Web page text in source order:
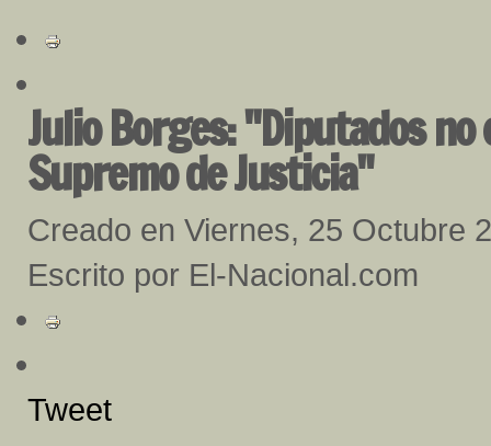
Julio Borges: "Diputados
Supremo de Justicia"
Creado en Viernes, 25 Octubre
Escrito por El-Nacional.com
Tweet